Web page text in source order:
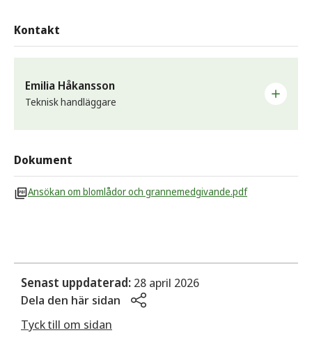
Kontakt
Emilia Håkansson
Teknisk handläggare
emilia.hakansson@sunne.se
Telefon
Dokument
Ansökan om blomlådor och grannemedgivande.pdf
Senast uppdaterad: 28 april 2026
Dela den här sidan
Tyck till om sidan